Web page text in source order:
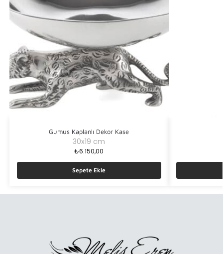
Gumus Kaplanlı Dekor Kase
30x19 cm
₺6.150,00
Sepete Ekle